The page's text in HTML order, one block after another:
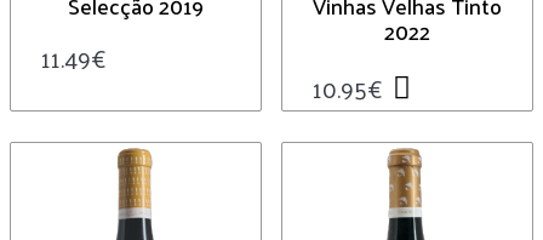
11.49€
2022
10.95€